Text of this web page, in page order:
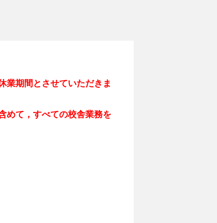
業期間とさせていただきま
めて，すべての校舎業務を